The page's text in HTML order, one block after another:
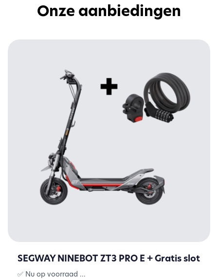
Onze aanbiedingen
SEGWAY NINEBOT ZT3 PRO E + Gratis slot
✅ Nu op voorraad ...